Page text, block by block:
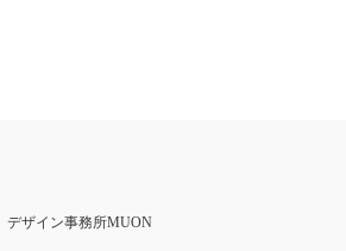
デザイン事務所MUON